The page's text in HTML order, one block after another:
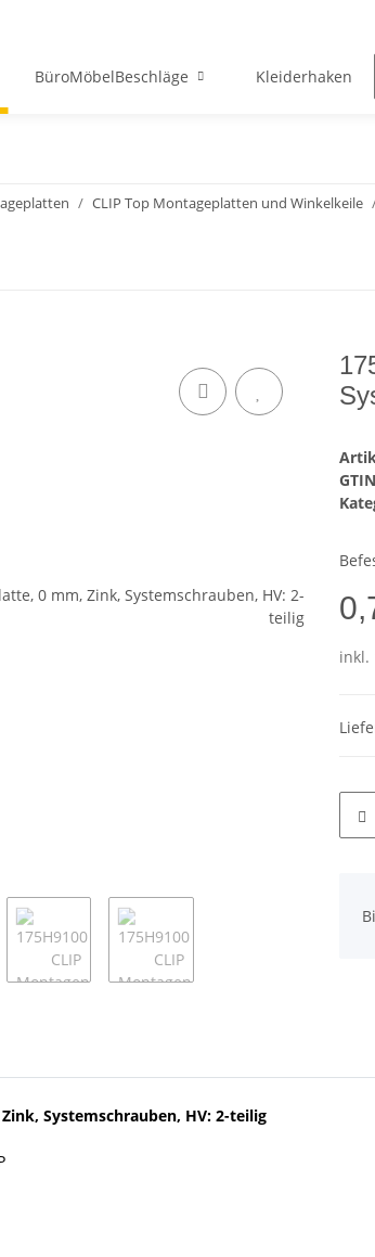
BüroMöbelBeschläge Kleiderhaken
CLIP Top Montageplatten und Winkelkeile
inkl.
Systemschrauben, HV: 2-teilig